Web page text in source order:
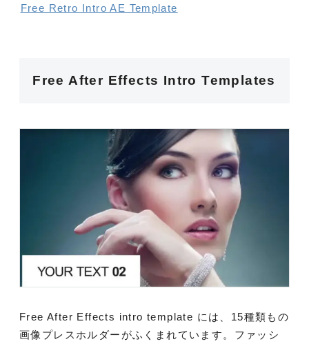
Free Retro Intro AE Template
Free After Effects Intro Templates
Free After Effects intro template には、15種類もの
画像プレスホルダーがふくまれています。ファッシ